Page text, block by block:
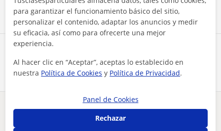
Comparte a este profesor
¿Hay algún error en este perfil?Cuéntanos
para garantizar el funcionamiento básico del sitio,
personalizar el contenido, adaptar los anuncios y medir
su eficacia, así como para ofrecerte una mejor
experiencia.
Al hacer clic en “Aceptar”, aceptas lo establecido en
nuestra Política de Cookies y Política de Privacidad.
Panel de Cookies
Rechazar